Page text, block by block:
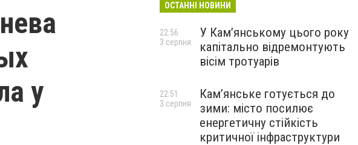
у
ОСТАННІ НОВИНИ
У Кам’янському цього року
капітально відремонтують
вісім тротуарів
22:56
3 серпня
Кам’янське готується до
зими: місто посилює
енергетичну стійкість
критичної інфраструктури
22:51
3 серпня